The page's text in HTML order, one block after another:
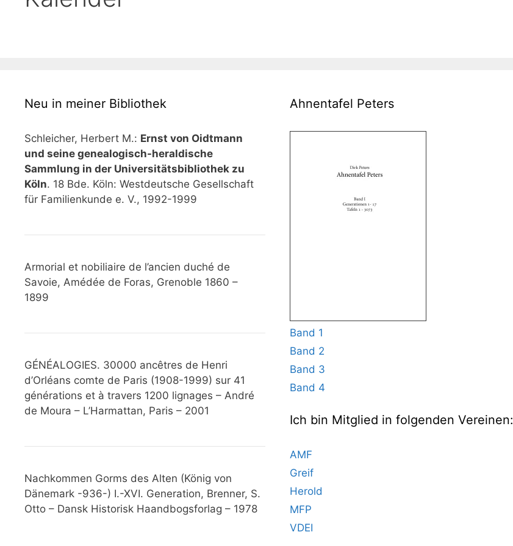
Neu in meiner Bibliothek
Schleicher, Herbert M.: Ernst von Oidtmann
und seine genealogisch-heraldische
Sammlung in der Universitätsbibliothek zu
Köln. 18 Bde. Köln: Westdeutsche Gesellschaft
für Familienkunde e. V., 1992-1999
Armorial et nobiliaire de l’ancien duché de
Savoie, Amédée de Foras, Grenoble 1860 –
1899
GÉNÉALOGIES. 30000 ancêtres de Henri
d’Orléans comte de Paris (1908-1999) sur 41
générations et à travers 1200 lignages – André
de Moura – L’Harmattan, Paris – 2001
Nachkommen Gorms des Alten (König von
Dänemark -936-) I.-XVI. Generation, Brenner, S.
Otto – Dansk Historisk Haandbogsforlag – 1978
Ahnentafel Peters
Band 1
Band 2
Band 3
Band 4
Ich bin Mitglied in folgenden Vereinen:
AMF
Greif
Herold
MFP
VDEI